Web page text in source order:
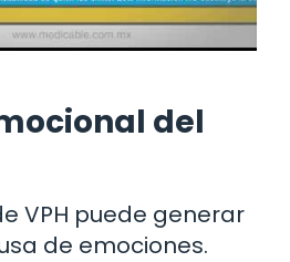
del
VPH puede generar
de emociones.